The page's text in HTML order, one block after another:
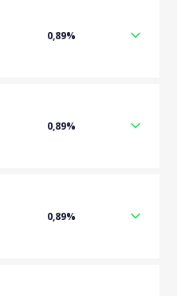
0,89%
0,89%
0,89%